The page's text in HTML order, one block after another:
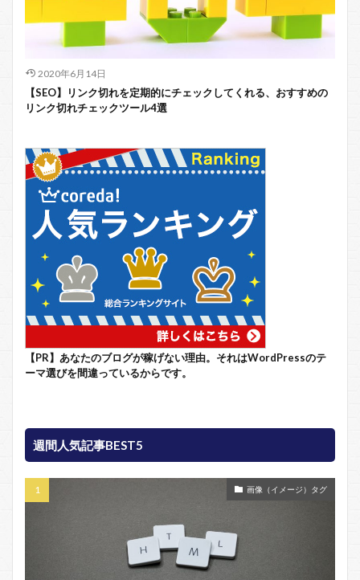
2020年6月14日
【SEO】リンク切れを定期的にチェックしてくれる、おすすめの
リンク切れチェックツール4選
【PR】あなたのブログが稼げない理由。それはWordPressのテ
ーマ選びを間違っているからです。
週間人気記事BEST5
画像（イメージ）タグ